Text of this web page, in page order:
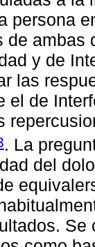
persona
de ambas
y de
las
el de
. La
del